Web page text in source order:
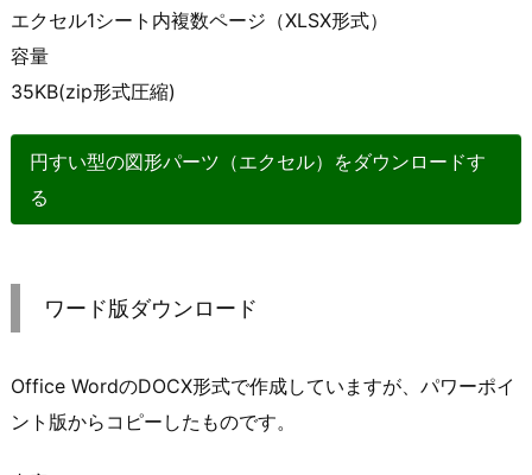
エクセル1シート内複数ページ（XLSX形式）
容量
35KB(zip形式圧縮)
円すい型の図形パーツ（エクセル）をダウンロードす
る
ワード版ダウンロード
Office WordのDOCX形式で作成していますが、パワーポイ
ント版からコピーしたものです。